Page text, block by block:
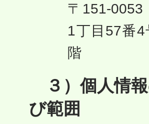
〒151-
1丁目57番
階
３）個人情
び範囲